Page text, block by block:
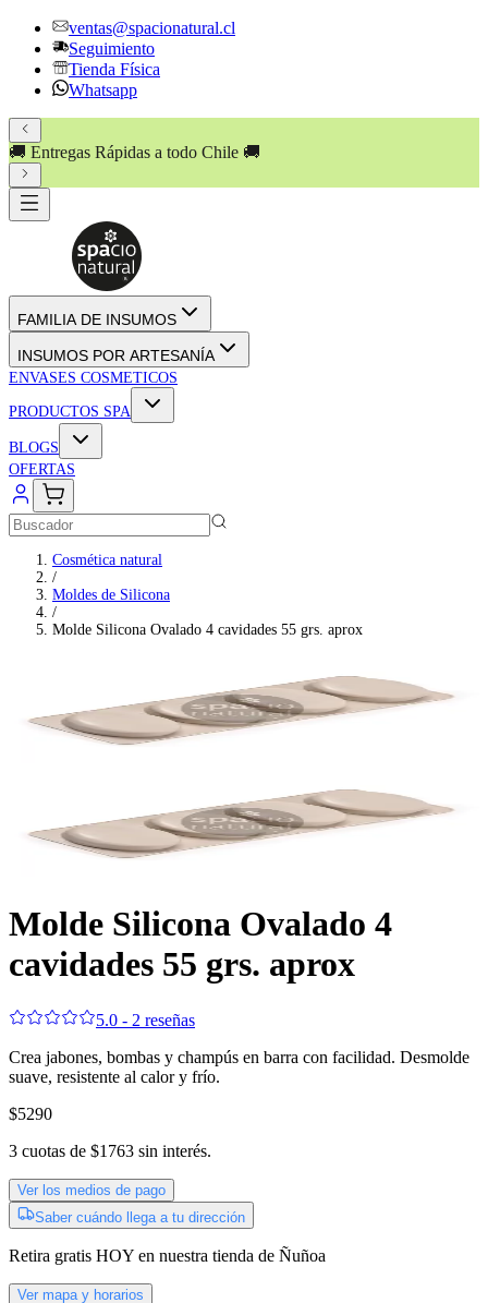
ventas@spacionatural.cl
Seguimiento
Tienda Física
Whatsapp
🚚 Entregas Rápidas a todo Chile 🚚
FAMILIA DE INSUMOS
INSUMOS POR ARTESANÍA
ENVASES COSMETICOS
PRODUCTOS SPA
BLOGS
OFERTAS
Cosmética natural
/
Moldes de Silicona
/
Molde Silicona Ovalado 4 cavidades 55 grs. aprox
Molde Silicona Ovalado 4
cavidades 55 grs. aprox
5.0 - 2 reseñas
Crea jabones, bombas y champús en barra con facilidad. Desmolde
suave, resistente al calor y frío.
$5290
3 cuotas de $1763 sin interés.
Ver los medios de pago
Saber cuándo llega a tu dirección
Retira gratis HOY en nuestra tienda de Ñuñoa
Ver mapa y horarios